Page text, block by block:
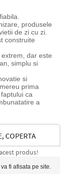
produsele
de zi cu zi.
construite
dar este
simplu si
si
prima
ca
a
COPERTA
IPAD,
produs!
fi afisata pe site.